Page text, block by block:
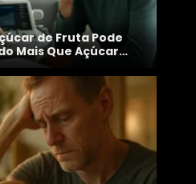
de Fruta Pode
Mais Que Açúcar